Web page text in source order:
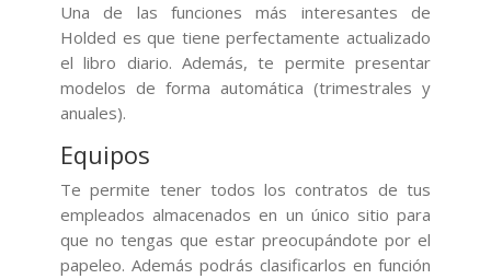
Una de las funciones más interesantes de
Holded es que tiene perfectamente actualizado
el libro diario. Además, te permite presentar
modelos de forma automática (trimestrales y
anuales).
Equipos
Te permite tener todos los contratos de tus
empleados almacenados en un único sitio para
que no tengas que estar preocupándote por el
papeleo. Además podrás clasificarlos en función